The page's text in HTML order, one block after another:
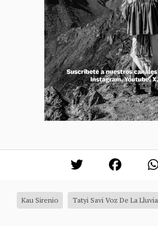
Kau Sirenio Tatyi Savi Voz De La Lluvia